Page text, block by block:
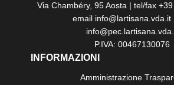
Via Chambéry, 95 Aosta | tel/fax
email info@lartisana.vda.it
P.IVA: 00467130076
INFORMAZIONI
Amministrazione